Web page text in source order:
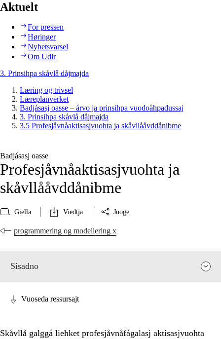
Aktuelt
For pressen
Høringer
Nyhetsvarsel
Om Udir
3. Prinsihpa skåvlå dåjmajda
Læring og trivsel
Læreplanverket
Badjásasj oasse – árvo ja prinsihpa vuodoåhpadussaj
3. Prinsihpa skåvlå dåjmajda
3.5 Profesjåvnåaktisasjvuohta ja skåvllååvddånibme
Badjásasj oasse
Profesjåvnåaktisasjvuohta ja
skåvllååvddånibme
Giella Viedtja Juoge
programmering og modellering x
Sisadno
Vuoseda ressursajt
Skåvllå galggá liehket profesjåvnåfágalasj aktisasjvuohta